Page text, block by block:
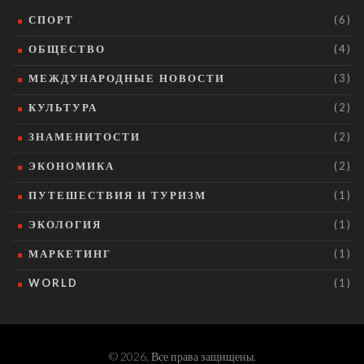
СПОРТ (6)
ОБЩЕСТВО (4)
МЕЖДУНАРОДНЫЕ НОВОСТИ (3)
КУЛЬТУРА (2)
ЗНАМЕНИТОСТИ (2)
ЭКОНОМИКА (2)
ПУТЕШЕСТВИЯ И ТУРИЗМ (1)
ЭКОЛОГИЯ (1)
МАРКЕТИНГ (1)
WORLD (1)
© 2026. Все права защищены.